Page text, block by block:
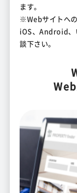
ます。
※Webサイトへ
iOS、Android、
談下さい。